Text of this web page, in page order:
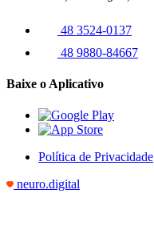
48 3524-0137
48 9880-84667
Baixe o Aplicativo
Política de Privacidade
neuro.digital